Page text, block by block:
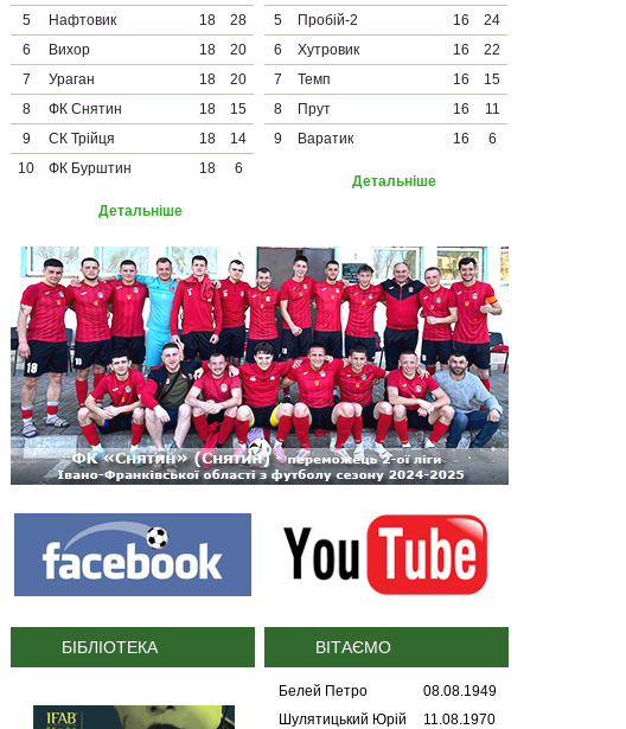
5
Нафтовик 18
28
6
Вихор 18
20
7
Ураган 18
20
8
ФК Снятин 18
15
9
СК Трійця 18
14
10
ФК Бурштин 18 6
Детальніше
5
Пробій-2 16
24
6
Хутровик 16
22
7
Темп 16
15
8
Прут 16
11
9
Варатик 16 6
Детальніше
БІБЛІОТЕКА ВІТАЄМО
Белей Петро
08.08.1949
Шулятицький Юрій
11.08.1970